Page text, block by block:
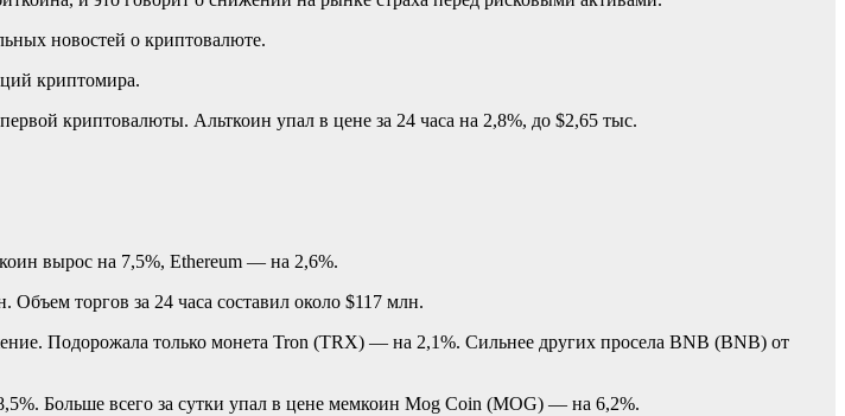
новостей о криптовалюте.
криптомира.
криптовалюты. Альткоин упал в цене за 24 часа на 2,8%, до $2,65 тыс.
вырос на 7,5%, Ethereum — на 2,6%.
торгов за 24 часа составил около $117 млн.
Подорожала только монета Tron (TRX) — на 2,1%. Сильнее других просела BNB (BNB) от
Больше всего за сутки упал в цене мемкоин Mog Coin (MOG) — на 6,2%.